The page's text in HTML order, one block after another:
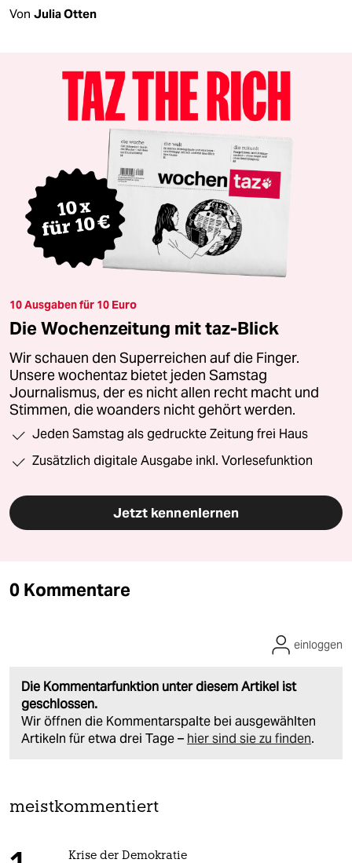
Von Julia Otten
10 Ausgaben für 10 Euro
Die Wochenzeitung mit taz-Blick
Wir schauen den Superreichen auf die Finger.
Unsere wochentaz bietet jeden Samstag
Journalismus, der es nicht allen recht macht und
Stimmen, die woanders nicht gehört werden.
Jeden Samstag als gedruckte Zeitung frei Haus
Zusätzlich digitale Ausgabe inkl. Vorlesefunktion
Jetzt kennenlernen
0 Kommentare
Die Kommentarfunktion unter diesem Artikel ist
geschlossen.
Wir öffnen die Kommentarspalte bei ausgewählten
Artikeln für etwa drei Tage – hier sind sie zu finden.
einloggen
meistkommentiert
Krise der Demokratie